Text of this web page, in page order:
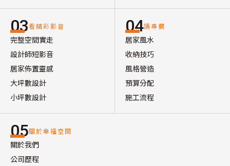
03看精彩影音
完整空間實走
設計師短影音
居家佈置靈感
大坪數設計
小坪數設計
04讀專欄
居家風水
收納技巧
風格營造
預算分配
施工流程
05關於幸福空間
關於我們
公司歷程